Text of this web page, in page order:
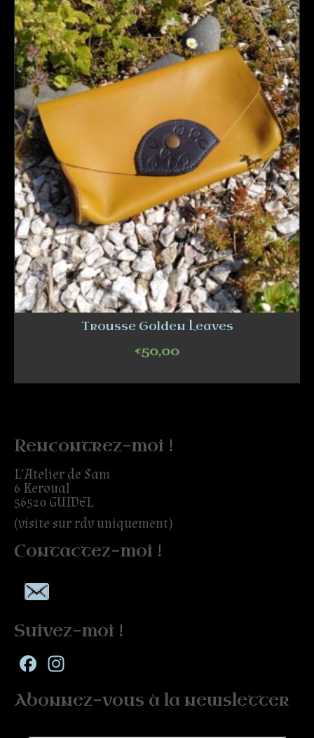
Trousse Golden Leaves
€50,00
Rencontrez-moi !
L’Atelier de Sam
6 Keroual
56520 GUIDEL
(visite sur rdv uniquement)
Contactez-moi !
Suivez-moi !
Facebook
Abonnez-vous à la newsletter